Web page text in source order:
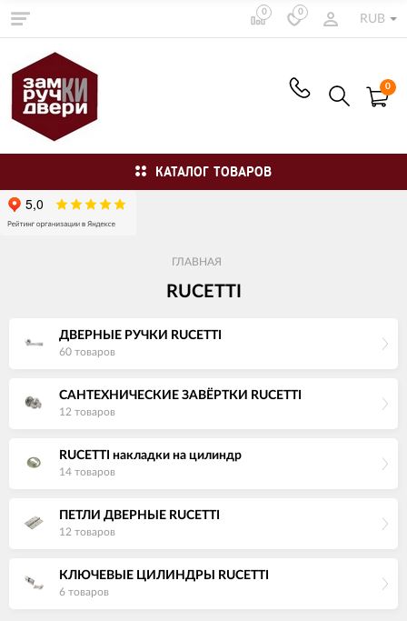
0 0
RUB
0
КАТАЛОГ ТОВАРОВ
ГЛАВНАЯ
RUCETTI
ДВЕРНЫЕ РУЧКИ RUCETTI
60 товаров
САНТЕХНИЧЕСКИЕ ЗАВЁРТКИ RUCETTI
12 товаров
RUCETTI накладки на цилиндр
14 товаров
ПЕТЛИ ДВЕРНЫЕ RUCETTI
12 товаров
КЛЮЧЕВЫЕ ЦИЛИНДРЫ RUCETTI
6 товаров